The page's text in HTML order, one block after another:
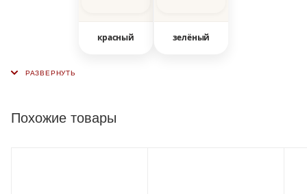
красный зелёный
Похожие товары